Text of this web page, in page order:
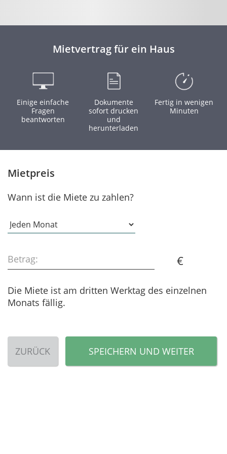
Mietvertrag für ein Haus
Einige einfache
Fragen
beantworten
Dokumente
sofort drucken
und
herunterladen
Fertig in wenigen
Minuten
Mietpreis
Wann ist die Miete zu zahlen?
Betrag: €
Die Miete ist am dritten Werktag des einzelnen
Monats fällig.
ZURÜCK SPEICHERN UND WEITER